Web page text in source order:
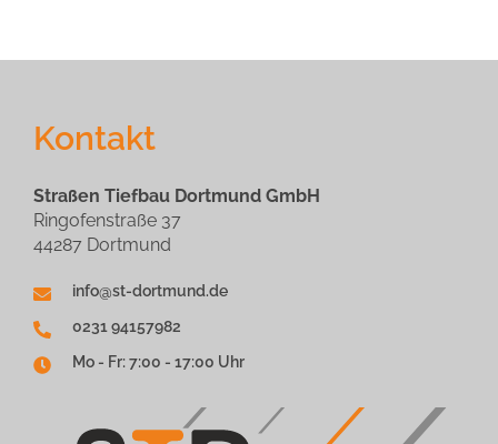
Kontakt
Straßen Tiefbau Dortmund GmbH
Ringofenstraße 37
44287 Dortmund
info@st-dortmund.de
0231 94157982
Mo - Fr: 7:00 - 17:00 Uhr